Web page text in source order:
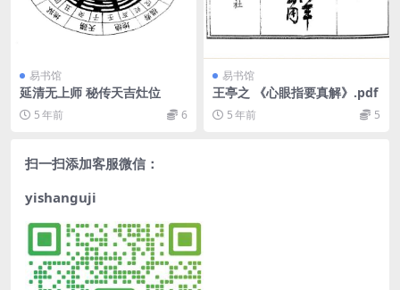
易书馆
延清无上师 秘传天吉灶位
5 年前 6
易书馆
王亭之 《心眼指要真解》.pdf
5 年前 5
扫一扫添加客服微信：
yishanguji